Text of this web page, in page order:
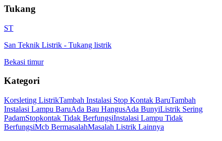
Tukang
ST
San Teknik Listrik - Tukang listrik
Bekasi timur
Kategori
Korsleting ListrikTambah Instalasi Stop Kontak BaruTambah
Instalasi Lampu BaruAda Bau HangusAda BunyiListrik Sering
PadamStopkontak Tidak BerfungsiInstalasi Lampu Tidak
BerfungsiMcb BermasalahMasalah Listrik Lainnya